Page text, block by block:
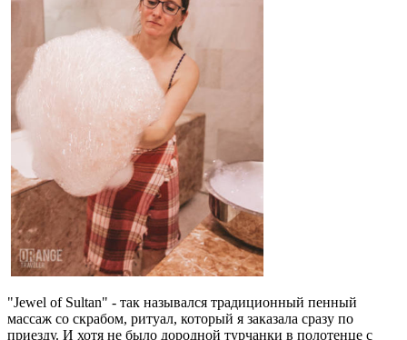
"Jewel of Sultan" - так назывался традиционный пенный
массаж со скрабом, ритуал, который я заказала сразу по
приезду. И хотя не было дородной турчанки в полотенце с